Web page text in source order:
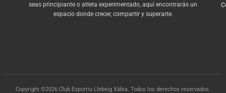
seas principiante o atleta experimentado, aquí encontrarás un
espacio donde crecer, compartir y superarte.
Copyright ©2026 Club Esportiu Llebeig Xàbia. Todos los derechos reservados.